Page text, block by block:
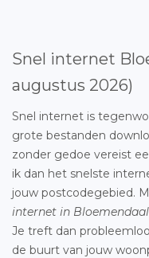
Snel internet
augustus 2026)
Snel internet is
grote bestanden
zonder gedoe vereist
ik dan het snelste
jouw postcodegebied.
internet in Bloemendaal
Je treft dan
de buurt van jouw